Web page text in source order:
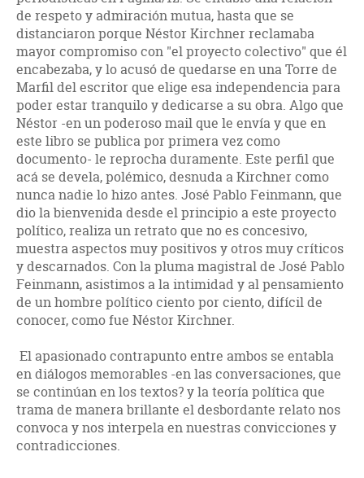
de respeto y admiración mutua, hasta que se
distanciaron porque Néstor Kirchner reclamaba
mayor compromiso con "el proyecto colectivo" que él
encabezaba, y lo acusó de quedarse en una Torre de
Marfil del escritor que elige esa independencia para
poder estar tranquilo y dedicarse a su obra. Algo que
Néstor -en un poderoso mail que le envía y que en
este libro se publica por primera vez como
documento- le reprocha duramente. Este perfil que
acá se devela, polémico, desnuda a Kirchner como
nunca nadie lo hizo antes. José Pablo Feinmann, que
dio la bienvenida desde el principio a este proyecto
político, realiza un retrato que no es concesivo,
muestra aspectos muy positivos y otros muy críticos
y descarnados. Con la pluma magistral de José Pablo
Feinmann, asistimos a la intimidad y al pensamiento
de un hombre político ciento por ciento, difícil de
conocer, como fue Néstor Kirchner.
El apasionado contrapunto entre ambos se entabla
en diálogos memorables -en las conversaciones, que
se continúan en los textos? y la teoría política que
trama de manera brillante el desbordante relato nos
convoca y nos interpela en nuestras convicciones y
contradicciones.